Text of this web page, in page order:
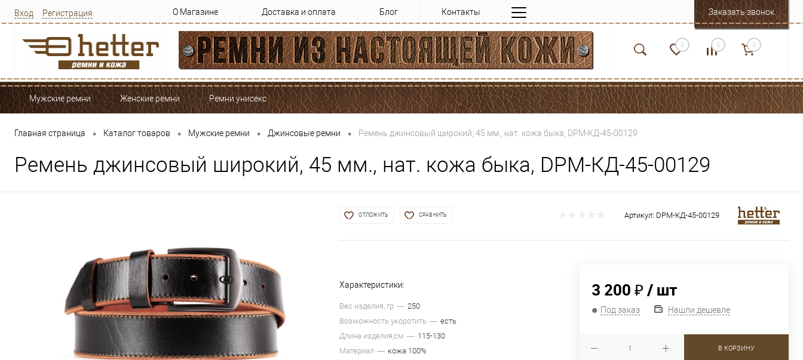
Вход Регистрация О Магазине Доставка и оплата Блог Контакты Заказать звонок
0 0 0
Мужские ремни Женские ремни Ремни унисекс
Главная страница • Каталог товаров • Мужские ремни • Джинсовые ремни • Ремень джинсовый широкий, 45 мм., нат. кожа быка, DРМ-КД-45-00129
Ремень джинсовый широкий, 45 мм., нат. кожа быка, DРМ-КД-45-00129
ОТЛОЖИТЬ СРАВНИТЬ Артикул: DРМ-КД-45-00129
Характеристики:
Вес изделия, гр
250
Возможность укоротить
есть
Длина изделия,см
115-130
Материал
кожа 100%
3 200 ₽/ шт
Под заказ Нашли дешевле
В КОРЗИНУ